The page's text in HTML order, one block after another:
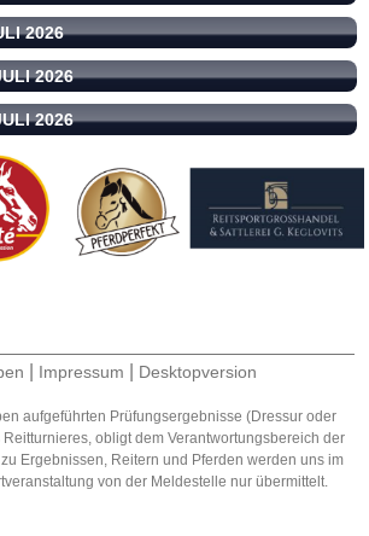
2026
2026
2026
Impressum Desktopversion
aufgeführten Prüfungsergebnisse (Dressur oder
obligt dem Verantwortungsbereich der
Ergebnissen, Reitern und Pferden werden uns im
von der Meldestelle nur übermittelt.